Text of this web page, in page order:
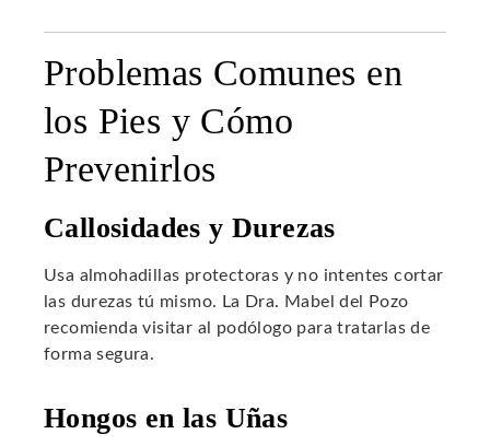
Problemas Comunes en
los Pies y Cómo
Prevenirlos
Callosidades y Durezas
Usa almohadillas protectoras y no intentes cortar
las durezas tú mismo. La Dra. Mabel del Pozo
recomienda visitar al podólogo para tratarlas de
forma segura.
Hongos en las Uñas